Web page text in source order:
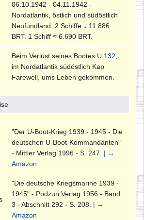
06.10.1942 - 04.11.1942 -
Nordatlantik, östlich und südöstlich
Neufundland. 2 Schiffe ↓ 11.886
BRT. 1 Schiff ≈ 6.690 BRT.
Beim Verlust seines Bootes U 132
im Nordatlantik südöstlich Kap
Farewell, ums Leben gekommen.
"Der U-Boot-Krieg 1939 - 1945 - Die
deutschen U-Boot-Kommandanten"
- Mittler Verlag 1996 - S. 247. | →
Amazon
"Die deutsche Kriegsmarine 1939 -
1945" - Podzun Verlag 1956 - Band
3 - Abschnitt 292 - S. 208. | →
Amazon